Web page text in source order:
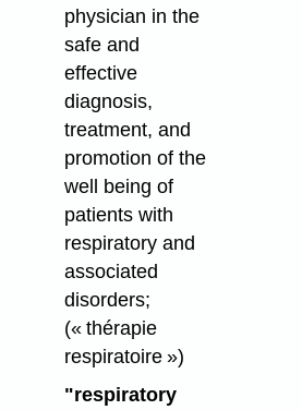
physician in the
safe and
effective
diagnosis,
treatment, and
promotion of the
well being of
patients with
respiratory and
associated
disorders;
(« thérapie
respiratoire »)
"respiratory